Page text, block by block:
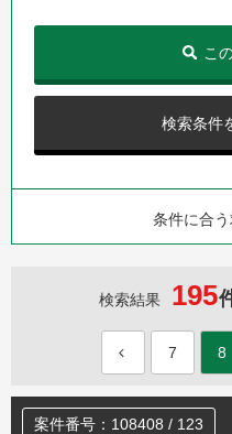
検索条件
こ
条件に合う
検索結果 195
7 8
案件番号：108408 / 123